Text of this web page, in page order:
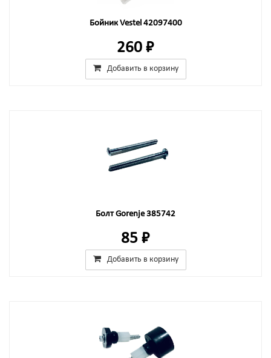
Бойник Vestel 42097400
260 ₽
Добавить в корзину
Болт Gorenje 385742
85 ₽
Добавить в корзину